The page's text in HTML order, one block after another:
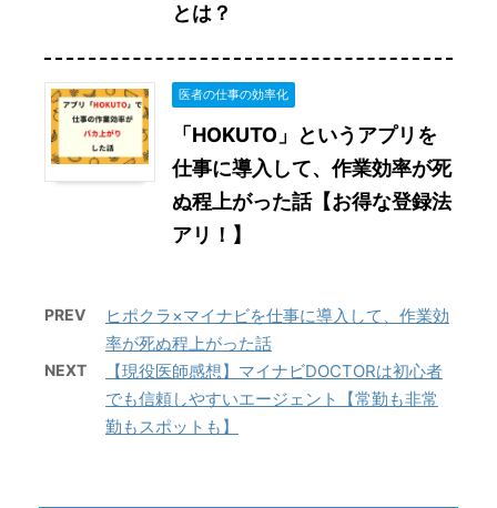
とは？
医者の仕事の効率化
「HOKUTO」というアプリを
仕事に導入して、作業効率が死
ぬ程上がった話【お得な登録法
アリ！】
PREV
ヒポクラ×マイナビを仕事に導入して、作業効
率が死ぬ程上がった話
NEXT
【現役医師感想】マイナビDOCTORは初心者
でも信頼しやすいエージェント【常勤も非常
勤もスポットも】